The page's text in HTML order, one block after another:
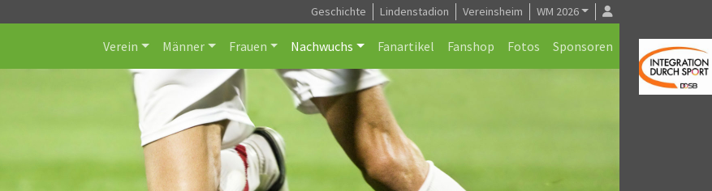
Geschichte Lindenstadion Vereinsheim WM 2026
Verein Männer Frauen Nachwuchs Fanartikel Fanshop Fotos Sponsoren